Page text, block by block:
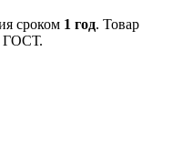
сроком 1 год. Товар
ГОСТ.